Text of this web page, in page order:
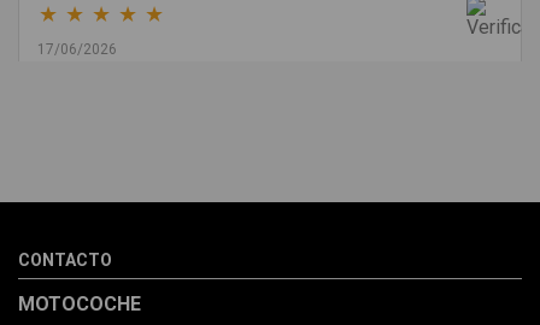
★ ★ ★ ★ ★
17/06/2026
la pieza llegó correcta y bien embalada, además de llegarme 2
CONTACTO
MOTOCOCHE